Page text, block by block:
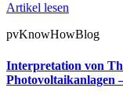
Artikel lesen
pvKnowHowBlog
Interpretation von
Photovoltaikanlagen